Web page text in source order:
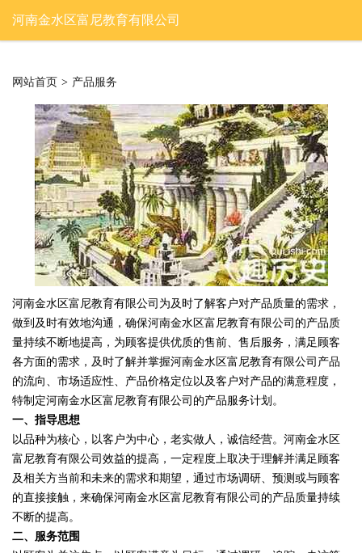
河南金水区富尼教育有限公司
网站首页 > 产品服务
河南金水区富尼教育有限公司为及时了解客户对产品质量的需求，
做到及时有效地沟通，确保河南金水区富尼教育有限公司的产品质
量持续不断地提高，为顾客提供优质的售前、售后服务，满足顾客
各方面的需求，及时了解并掌握河南金水区富尼教育有限公司产品
的流向、市场适应性、产品价格定位以及客户对产品的满意程度，
特制定河南金水区富尼教育有限公司的产品服务计划。
一、指导思想
以品种为核心，以客户为中心，老实做人，诚信经营。河南金水区
富尼教育有限公司效益的提高，一定程度上取决于理解并满足顾客
及相关方当前和未来的需求和期望，通过市场调研、预测或与顾客
的直接接触，来确保河南金水区富尼教育有限公司的产品质量持续
不断的提高。
二、服务范围